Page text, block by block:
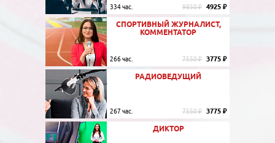
334 час. 9850 ₽ 4925 ₽
СПОРТИВНЫЙ ЖУРНАЛИСТ,
КОММЕНТАТОР
266 час. 7550 ₽ 3775 ₽
РАДИОВЕДУЩИЙ
267 час. 7550 ₽ 3775 ₽
ДИКТОР